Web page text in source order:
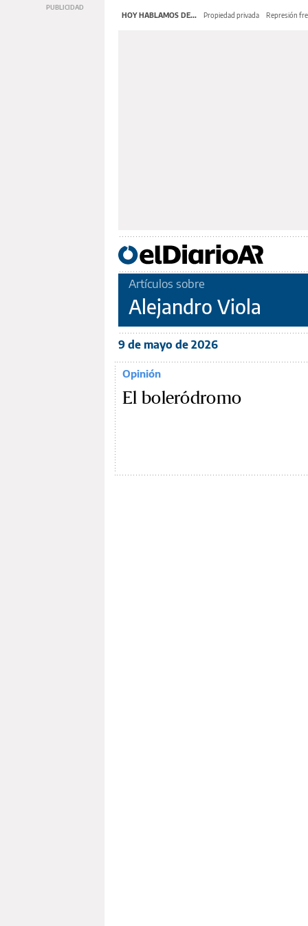
HOY HABLAMOS DE... Propiedad privada Represión
Artículos sobre
Alejandro Viola
9 de mayo de 2026
Opinión
El boleródromo